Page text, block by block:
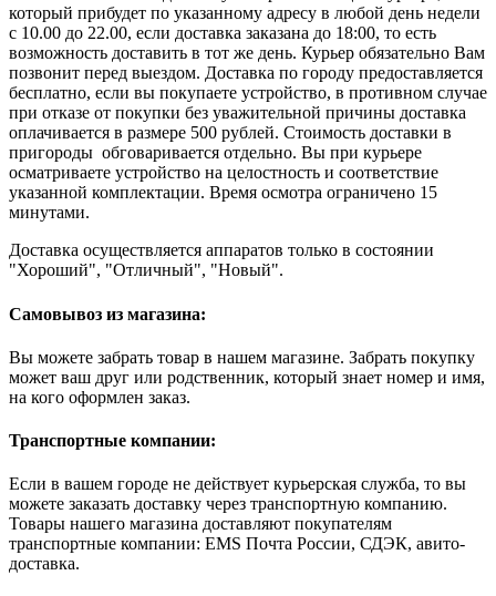
который прибудет по указанному адресу в любой день недели
с 10.00 до 22.00, если доставка заказана до 18:00, то есть
возможность доставить в тот же день. Курьер обязательно Вам
позвонит перед выездом. Доставка по городу предоставляется
бесплатно, если вы покупаете устройство, в противном случае
при отказе от покупки без уважительной причины доставка
оплачивается в размере 500 рублей. Стоимость доставки в
пригороды обговаривается отдельно. Вы при курьере
осматриваете устройство на целостность и соответствие
указанной комплектации. Время осмотра ограничено 15
минутами.
Доставка осуществляется аппаратов только в состоянии
"Хороший", "Отличный", "Новый".
Самовывоз из магазина:
Вы можете забрать товар в нашем магазине. Забрать покупку
может ваш друг или родственник, который знает номер и имя,
на кого оформлен заказ.
Транспортные компании:
Если в вашем городе не действует курьерская служба, то вы
можете заказать доставку через транспортную компанию.
Товары нашего магазина доставляют покупателям
транспортные компании: EMS Почта России, СДЭК, авито-
доставка.